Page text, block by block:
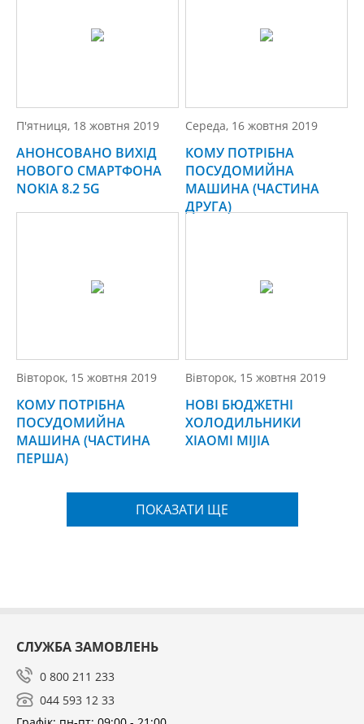
П'ятниця, 18 жовтня 2019
АНОНСОВАНО ВИХІД
НОВОГО СМАРТФОНА
NOKIA 8.2 5G
Середа, 16 жовтня 2019
КОМУ ПОТРІБНА
ПОСУДОМИЙНА
МАШИНА (ЧАСТИНА
ДРУГА)
Вівторок, 15 жовтня 2019
КОМУ ПОТРІБНА
ПОСУДОМИЙНА
МАШИНА (ЧАСТИНА
ПЕРША)
Вівторок, 15 жовтня 2019
НОВІ БЮДЖЕТНІ
ХОЛОДИЛЬНИКИ
XIAOMI MIJIA
ПОКАЗАТИ ЩЕ
СЛУЖБА ЗАМОВЛЕНЬ
0 800 211 233
044 593 12 33